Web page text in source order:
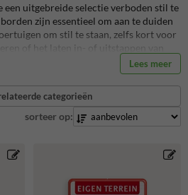
uitgebreide selectie verboden stil te
zijn essentieel om aan te duiden
om stil te staan, zelfs kort voor
of het laten in- of uitstappen van
het handhaven van een vlotte
op drukke wegen, bij bedrijfsterreinen,
is reflecterend en
wat zorgt voor duurzaamheid
Lees meer
categorieën
sorteer op: